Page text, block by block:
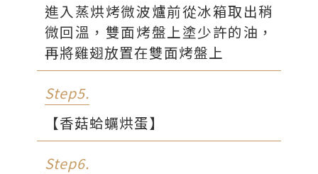
進入蒸烘烤微波爐前從冰箱取出稍
微回溫，雙面烤盤上塗少許的油，
再將雞翅放置在雙面烤盤上
Step5.
【香菇蛤蠣烘蛋】
Step6.